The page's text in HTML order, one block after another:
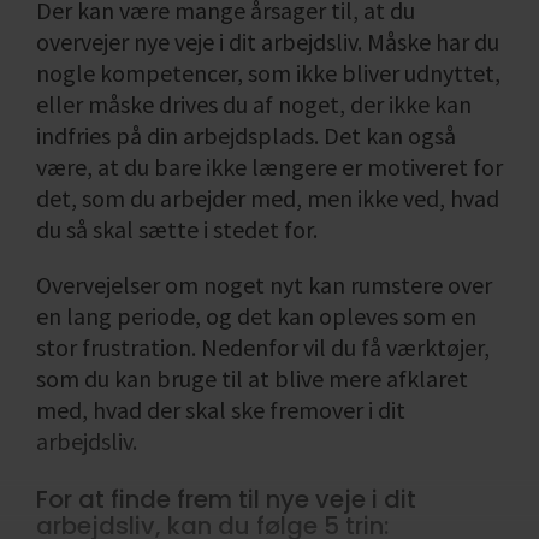
Den mest anvendte jobportal er Jobindex,
men der findes også andre jobportaler, som
du kan være opmærksom på. Se listenher.
Stillingsopslag er stadig en af de mest
anvendte rekrutteringsformer, men du skal
være opmærksom på, at det kan variere rigtig
meget fra virksomhed til virksomhed,
og nogle virksomheder benytter sig i stedet
for af andre rekrutteringskanaler.
Vikar- og rekrutteringsbureauer
En del virksomheder bruger en professionel
samarbejdspartner til rekruttering. Hos de
fleste rekrutteringsbureauer har du som
jobsøger også mulighed for at oprette en
Der kan være mange årsager til, at du
overvejer nye veje i dit arbejdsliv. Måske har du
nogle kompetencer, som ikke bliver udnyttet,
eller måske drives du af noget, der ikke kan
indfries på din arbejdsplads. Det kan også
være, at du bare ikke længere er motiveret for
det, som du arbejder med, men ikke ved, hvad
du så skal sætte i stedet for.
Overvejelser om noget nyt kan rumstere over
en lang periode, og det kan opleves som en
stor frustration. Nedenfor vil du få værktøjer,
som du kan bruge til at blive mere afklaret
med, hvad der skal ske fremover i dit
arbejdsliv.
For at finde frem til nye veje i dit
arbejdsliv, kan du følge 5 trin: